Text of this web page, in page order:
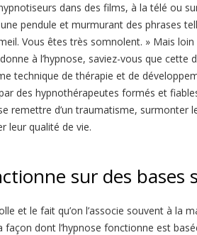
dans des films, à la télé ou
pendule et murmurant des phrases
Vous êtes très somnolent. » Mais loin
à l’hypnose, saviez-vous que cette
technique de thérapie et de
des hypnothérapeutes formés et
remettre d’un traumatisme, surmonter
leur qualité de vie.
sur des bases
et le fait qu’on l’associe souvent à la
façon dont l’hypnose fonctionne est